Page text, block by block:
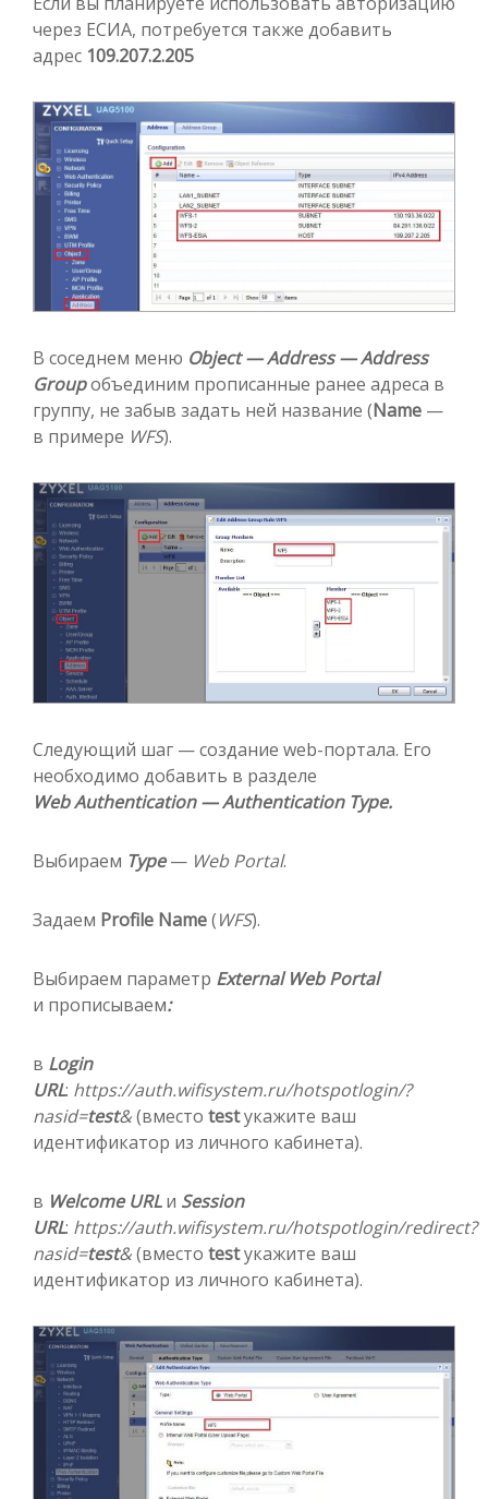
через ЕСИА, потребуется также добавить
адрес 109.207.2.205
В соседнем меню Object — Address — Address
Groupобъединим прописанные ранее адреса в
группу, не забыв задать ней название (Name —
в примере WFS).
Следующий шаг — создание web-портала. Его
необходимо добавить в разделе
Web Authentication — Authentication Type.
Выбираем Type — Web Portal.
Задаем Profile Name(WFS).
Выбираем параметр External Web Portal
и прописываем:
в Login
URL: https://auth.wifisystem.ru/hotspotlogin/?
nasid=test&(вместо testукажите ваш
идентификатор из личного кабинета).
в Welcome URLи Session
URL: https://auth.wifisystem.ru/hotspotlogin/redirect?
nasid=test&(вместо testукажите ваш
идентификатор из личного кабинета).